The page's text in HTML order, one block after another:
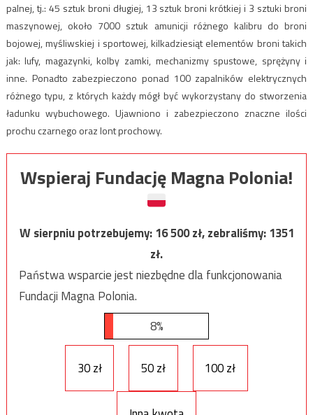
palnej, tj.: 45 sztuk broni długiej, 13 sztuk broni krótkiej i 3 sztuki broni
maszynowej, około 7000 sztuk amunicji różnego kalibru do broni
bojowej, myśliwskiej i sportowej, kilkadziesiąt elementów broni takich
jak: lufy, magazynki, kolby zamki, mechanizmy spustowe, sprężyny i
inne. Ponadto zabezpieczono ponad 100 zapalników elektrycznych
różnego typu, z których każdy mógł być wykorzystany do stworzenia
ładunku wybuchowego. Ujawniono i zabezpieczono znaczne ilości
prochu czarnego oraz lont prochowy.
Wspieraj Fundację Magna Polonia!
W sierpniu potrzebujemy:16 500zł, zebraliśmy:1351
zł.
Państwa wsparcie jest niezbędne dla funkcjonowania
Fundacji Magna Polonia.
8%
30 zł 50 zł 100 zł